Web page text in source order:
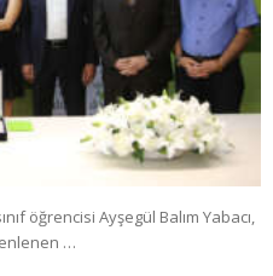
öğrencisi Ayşegül Balım Yabacı,
…